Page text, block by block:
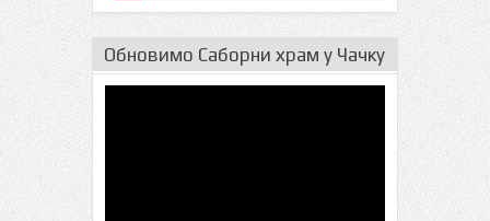
Обновимо Саборни храм у Чачку